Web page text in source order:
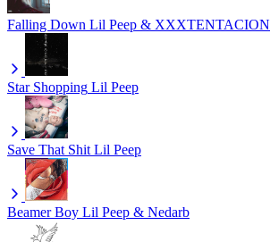
Falling Down Lil Peep & XXXTENTACION
Star Shopping Lil Peep
Save That Shit Lil Peep
Beamer Boy Lil Peep & Nedarb